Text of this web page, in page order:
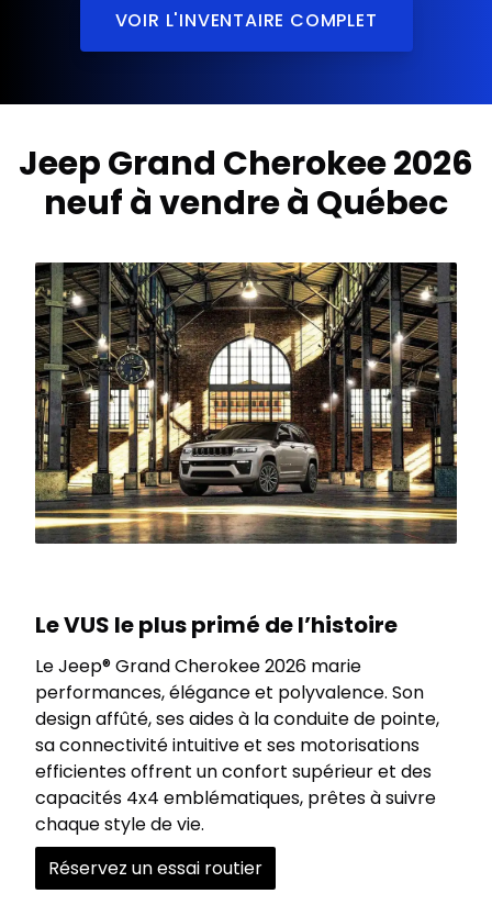
VOIR L'INVENTAIRE COMPLET
Jeep Grand Cherokee 2026
neuf à vendre à Québec
Le VUS le plus primé de l’histoire
Le Jeep® Grand Cherokee 2026 marie
performances, élégance et polyvalence. Son
design affûté, ses aides à la conduite de pointe,
sa connectivité intuitive et ses motorisations
efficientes offrent un confort supérieur et des
capacités 4x4 emblématiques, prêtes à suivre
chaque style de vie.
Réservez un essai routier